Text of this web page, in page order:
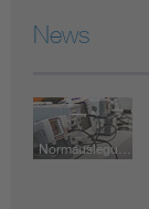
News